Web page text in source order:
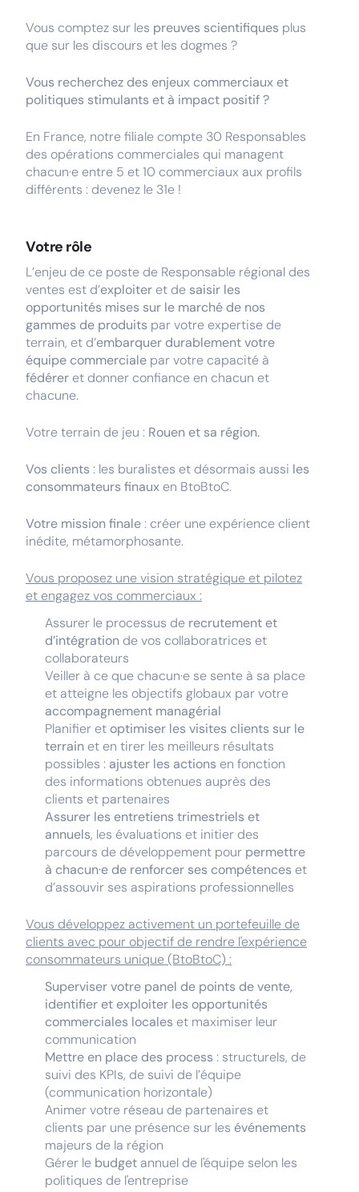
Vous comptez sur les preuves scientifiques plus
que sur les discours et les dogmes ?
Vous recherchez des enjeux commerciaux et
politiques stimulants et à impact positif ?
En France, notre filiale compte 30 Responsables
des opérations commerciales qui managent
chacun·e entre 5 et 10 commerciaux aux profils
différents : devenez le 31e !
Votre rôle
L’enjeu de ce poste de Responsable régional des
ventes est d’exploiter et de saisir les
opportunités mises sur le marché de nos
gammes de produits par votre expertise de
terrain, et d’embarquer durablement votre
équipe commerciale par votre capacité à
fédérer et donner confiance en chacun et
chacune.
Votre terrain de jeu : Rouen et sa région.
Vos clients : les buralistes et désormais aussi les
consommateurs finaux en BtoBtoC.
Votre mission finale: créer une expérience client
inédite, métamorphosante.
Vous proposez une vision stratégique et pilotez
et engagez vos commerciaux :
Assurer le processus de recrutement et
d’intégration de vos collaboratrices et
collaborateurs
Veiller à ce que chacun·e se sente à sa place
et atteigne les objectifs globaux par votre
accompagnement managérial
Planifier et optimiser les visites clients sur le
terrain et en tirer les meilleurs résultats
possibles : ajuster les actions en fonction
des informations obtenues auprès des
clients et partenaires
Assurer les entretiens trimestriels et
annuels, les évaluations et initier des
parcours de développement pour permettre
à chacun·e de renforcer ses compétences et
d’assouvir ses aspirations professionnelles
Vous développez activement un portefeuille de
clients avec pour objectif de rendre l'expérience
consommateurs unique (BtoBtoC) :
Superviser votre panel de points de vente,
identifier et exploiter les opportunités
commerciales locales et maximiser leur
communication
Mettre en place des process : structurels, de
suivi des KPIs, de suivi de l’équipe
(communication horizontale)
Animer votre réseau de partenaires et
clients par une présence sur les événements
majeurs de la région
Gérer le budget annuel de l'équipe selon les
politiques de l'entreprise